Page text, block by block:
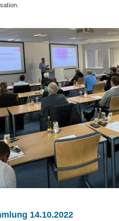
14.10.2022